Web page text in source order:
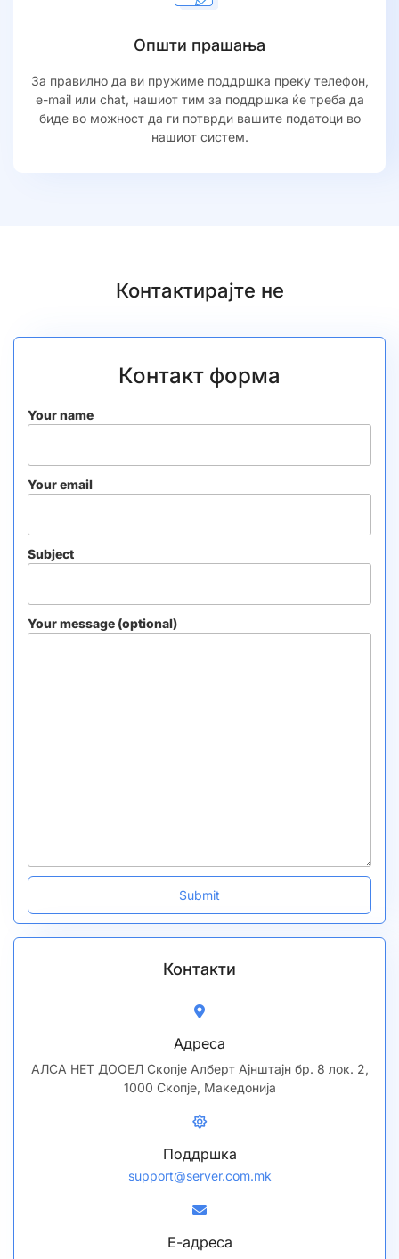
Општи прашања
За правилно да ви пружиме поддршка преку телефон,
e-mail или chat, нашиот тим за поддршка ќе треба да
биде во можност да ги потврди вашите податоци во
нашиот систем.
Контактирајте не
Контакт форма
Your name
Your email
Subject
Your message (optional)
Контакти
Адреса
АЛСА НЕТ ДООЕЛ Скопје Алберт Ајнштајн бр. 8 лок. 2,
1000 Скопје, Македонија
Поддршка
support@server.com.mk
Е-адреса